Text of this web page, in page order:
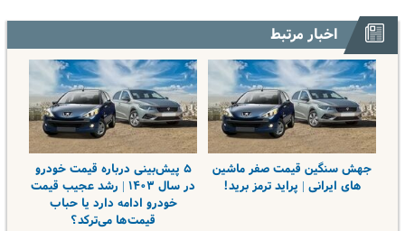
اخبار مرتبط
جهش سنگین قیمت صفر ماشین
های ایرانی | پراید ترمز برید!
۵ پیش‌بینی درباره قیمت خودرو
در سال ۱۴۰۳ | رشد عجیب قیمت
خودرو ادامه دارد یا حباب
قیمت‌ها می‌ترکد؟